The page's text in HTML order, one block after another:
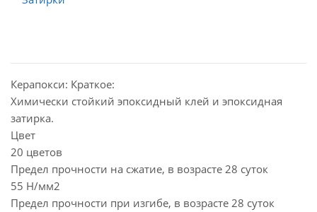
Керапокси: Краткое:
Химически стойкий эпоксидный клей и эпоксидная
затирка.
Цвет
20 цветов
Предел прочности на сжатие, в возрасте 28 суток
55 Н/мм2
Предел прочности при изгибе, в возрасте 28 суток